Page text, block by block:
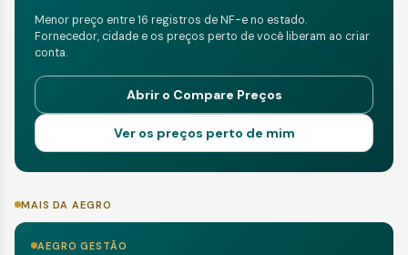
Menor preço entre 16 registros de NF-e no estado.
Fornecedor, cidade e os preços perto de você liberam ao criar
conta.
Abrir o Compare Preços
Ver os preços perto de mim
MAIS DA AEGRO
AEGRO GESTÃO